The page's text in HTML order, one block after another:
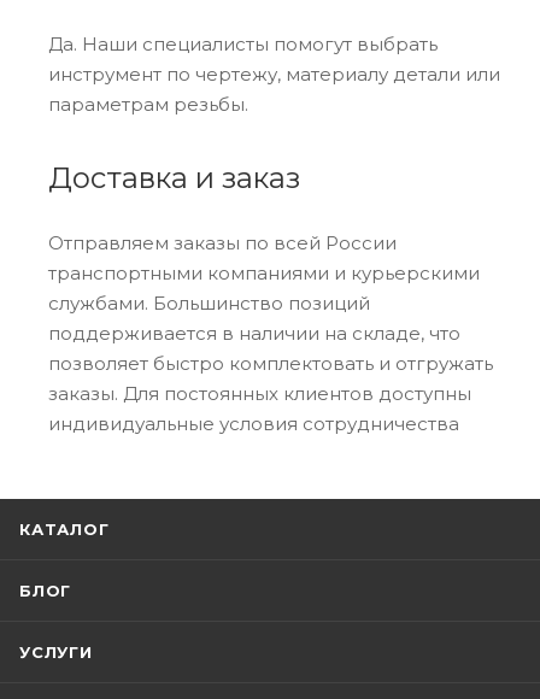
Да. Наши специалисты помогут выбрать
инструмент по чертежу, материалу детали или
параметрам резьбы.
Доставка и заказ
Отправляем заказы по всей России
транспортными компаниями и курьерскими
службами. Большинство позиций
поддерживается в наличии на складе, что
позволяет быстро комплектовать и отгружать
заказы. Для постоянных клиентов доступны
индивидуальные условия сотрудничества
КАТАЛОГ
БЛОГ
УСЛУГИ